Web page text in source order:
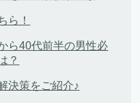
ら！
ら40代前半の男性必
？
決策をご紹介♪